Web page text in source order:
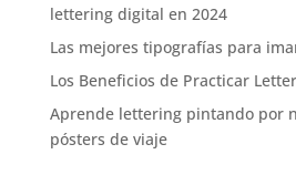
lettering digital en 2024
Las mejores tipografías para
Los Beneficios de Practicar
Aprende lettering pintando por
pósters de viaje